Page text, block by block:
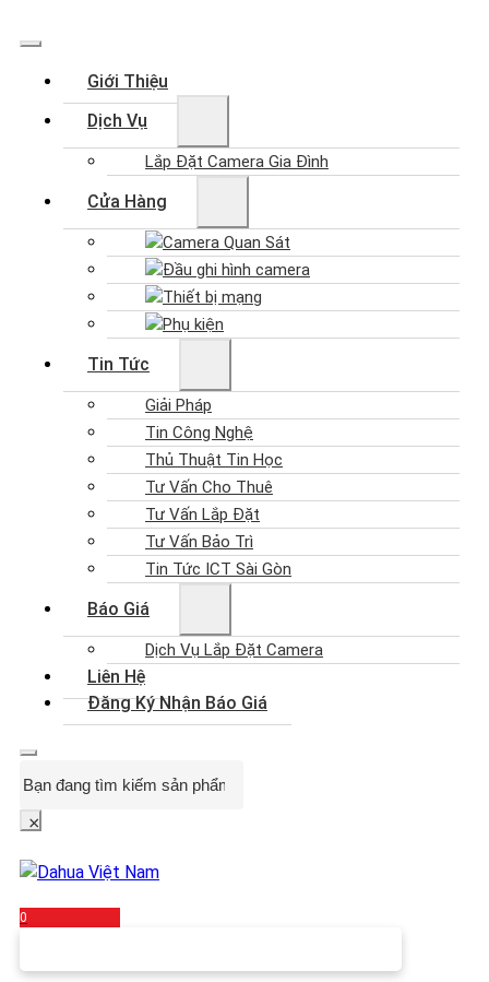
Giới Thiệu
Dịch Vụ
Lắp Đặt Camera Gia Đình
Cửa Hàng
Camera Quan Sát
Đầu ghi hình camera
Thiết bị mạng
Phụ kiện
Tin Tức
Giải Pháp
Tin Công Nghệ
Thủ Thuật Tin Học
Tư Vấn Cho Thuê
Tư Vấn Lắp Đặt
Tư Vấn Bảo Trì
Tin Tức ICT Sài Gòn
Báo Giá
Dịch Vụ Lắp Đặt Camera
Liên Hệ
Đăng Ký Nhận Báo Giá
×
0